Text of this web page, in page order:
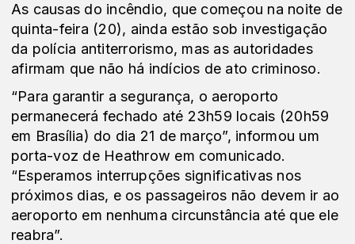
As causas do incêndio, que começou na noite de
quinta-feira (20), ainda estão sob investigação
da polícia antiterrorismo, mas as autoridades
afirmam que não há indícios de ato criminoso.
“Para garantir a segurança, o aeroporto
permanecerá fechado até 23h59 locais (20h59
em Brasília) do dia 21 de março”, informou um
porta-voz de Heathrow em comunicado.
“Esperamos interrupções significativas nos
próximos dias, e os passageiros não devem ir ao
aeroporto em nenhuma circunstância até que ele
reabra”.